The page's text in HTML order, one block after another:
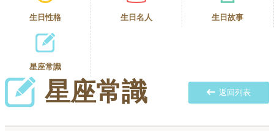
生日性格 生日名人 生日故事
星座常識
星座常識 返回列表